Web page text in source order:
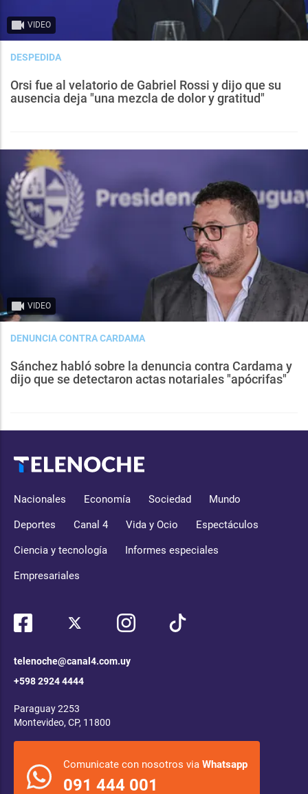
VIDEO
DESPEDIDA
Orsi fue al velatorio de Gabriel Rossi y dijo que su
ausencia deja "una mezcla de dolor y gratitud"
VIDEO
DENUNCIA CONTRA CARDAMA
Sánchez habló sobre la denuncia contra Cardama y
dijo que se detectaron actas notariales "apócrifas"
Nacionales Economía Sociedad Mundo
Deportes Canal 4 Vida y Ocio Espectáculos
Ciencia y tecnología Informes especiales
Empresariales
telenoche@canal4.com.uy
+598 2924 4444
Paraguay 2253
Montevideo, CP, 11800
Comunicate con nosotros via Whatsapp
091 444 001